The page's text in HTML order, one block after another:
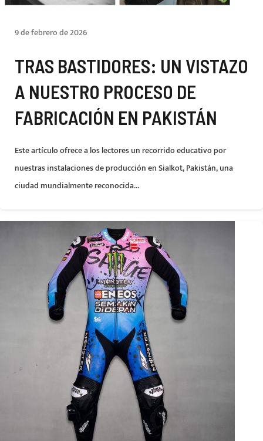
9 de febrero de 2026
TRAS BASTIDORES: UN VISTAZO
A NUESTRO PROCESO DE
FABRICACIÓN EN PAKISTÁN
Este artículo ofrece a los lectores un recorrido educativo por
nuestras instalaciones de producción en Sialkot, Pakistán, una
ciudad mundialmente reconocida...